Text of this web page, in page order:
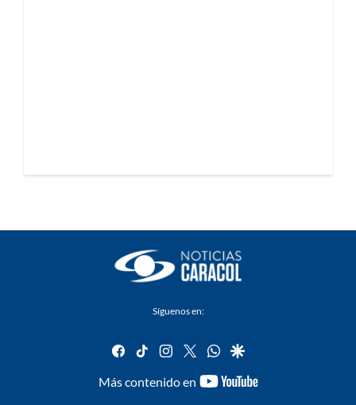
Síguenos en:
facebook
tiktok instagram
twitterwhatsapp
google
Más contenido en
youtube-